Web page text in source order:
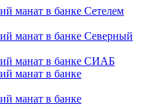
манат в банке Сетелем
манат в банке Северный
манат в банке СИАБ
манат в банке
манат в банке